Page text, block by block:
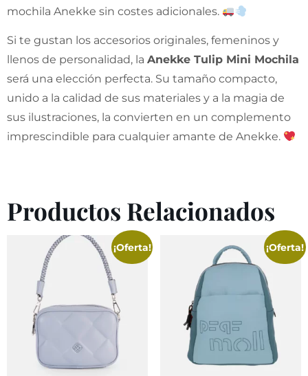
mochila Anekke sin costes adicionales.
Si te gustan los accesorios originales, femeninos y
llenos de personalidad, la Anekke Tulip Mini Mochila
será una elección perfecta. Su tamaño compacto,
unido a la calidad de sus materiales y a la magia de
sus ilustraciones, la convierten en un complemento
imprescindible para cualquier amante de Anekke.
Productos Relacionados
¡Oferta! ¡Oferta!